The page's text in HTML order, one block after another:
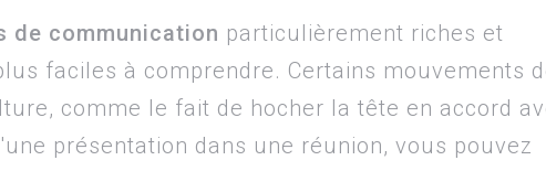
de communication particulièrement riches et
faciles à comprendre. Certains mouvements
comme le fait de hocher la tête en accord
présentation dans une réunion, vous pouvez